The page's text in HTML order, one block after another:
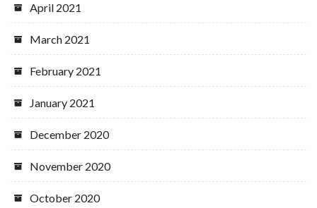
April 2021
March 2021
February 2021
January 2021
December 2020
November 2020
October 2020